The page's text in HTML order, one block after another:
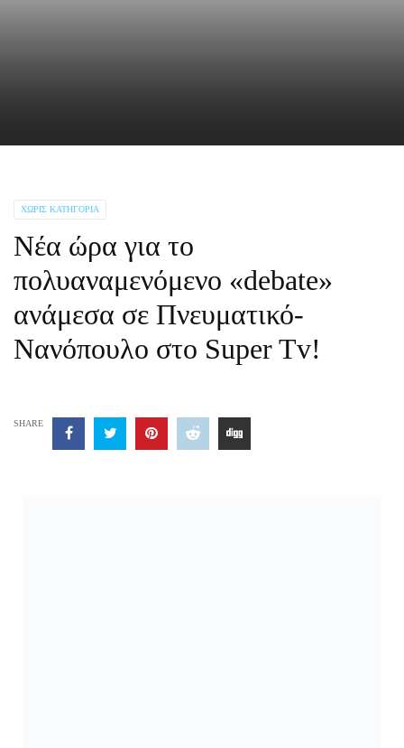
ΧΩΡΊΣ ΚΑΤΗΓΟΡΊΑ
Νέα ώρα για το
πολυαναμενόμενο «debate»
ανάμεσα σε Πνευματικό-
Νανόπουλο στο Super Tv!
SHARE